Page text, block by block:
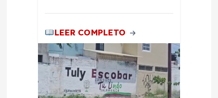
LEER COMPLETO